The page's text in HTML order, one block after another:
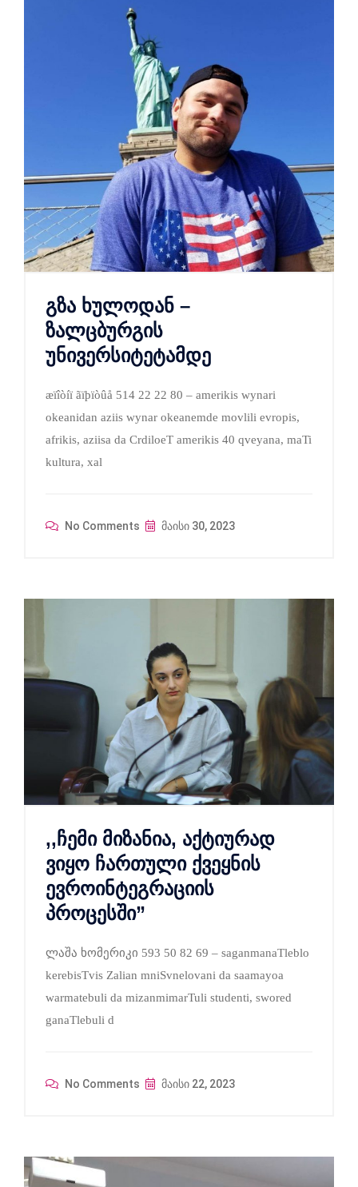
გზა ხულოდან –
ზალცბურგის
უნივერსიტეტამდე
æïîòíï ãïþïòûå 514 22 22 80 – amerikis wynari
okeanidan aziis wynar okeanemde movlili evropis,
afrikis, aziisa da CrdiloeT amerikis 40 qveyana, maTi
kultura, xal
No Comments მაისი 30, 2023
,,ჩემი მიზანია, აქტიურად
ვიყო ჩართული ქვეყნის
ევროინტეგრაციის
პროცესში”
ლაშა ხომერიკი 593 50 82 69 – saganmanaTleblo
kerebisTvis Zalian mniSvnelovani da saamayoa
warmatebuli da mizanmimarTuli studenti, swored
ganaTlebuli d
No Comments მაისი 22, 2023